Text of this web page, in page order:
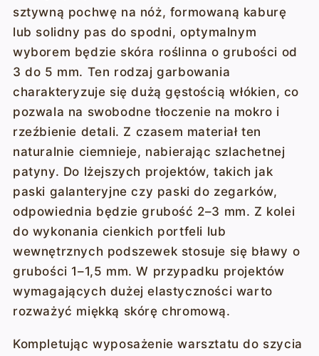
sztywną pochwę na nóż, formowaną kaburę
lub solidny pas do spodni, optymalnym
wyborem będzie skóra roślinna o grubości od
3 do 5 mm. Ten rodzaj garbowania
charakteryzuje się dużą gęstością włókien, co
pozwala na swobodne tłoczenie na mokro i
rzeźbienie detali. Z czasem materiał ten
naturalnie ciemnieje, nabierając szlachetnej
patyny. Do lżejszych projektów, takich jak
paski galanteryjne czy paski do zegarków,
odpowiednia będzie grubość 2–3 mm. Z kolei
do wykonania cienkich portfeli lub
wewnętrznych podszewek stosuje się bławy o
grubości 1–1,5 mm. W przypadku projektów
wymagających dużej elastyczności warto
rozważyć miękką skórę chromową.
Kompletując wyposażenie warsztatu do szycia